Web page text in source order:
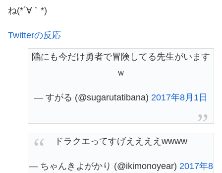
ね(*´∀｀*)
Twitterの反応
隣にも今だけ勇者で冒険してる先生がいます
ｗ
— すがる (@sugarutatibana) 2017年8月1日
ドラクエってすげええええwwww
— ちゃんきよがかり (@ikimonoyear) 2017年8